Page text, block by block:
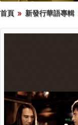
首頁 新發行華語專輯